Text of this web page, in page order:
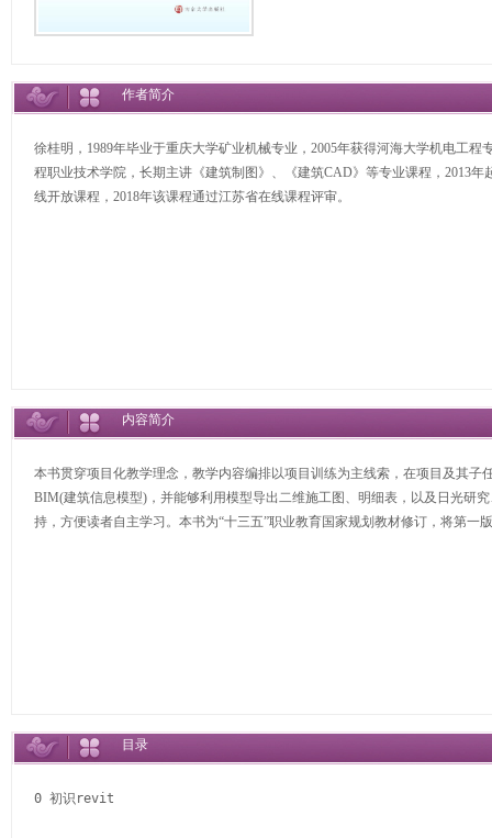
作者简介
徐桂明，1989年毕业于重庆大学矿业机械专业，2005年获得河海大学机电工
程职业技术学院，长期主讲《建筑制图》、《建筑CAD》等专业课程，2013
线开放课程，2018年该课程通过江苏省在线课程评审。
内容简介
本书贯穿项目化教学理念，教学内容编排以项目训练为主线索，在项目及其
BIM(建筑信息模型)，并能够利用模型导出二维施工图、明细表，以及日光研
持，方便读者自主学习。本书为“十三五”职业教育国家规划教材修订，将第一
目录
0 初识revit